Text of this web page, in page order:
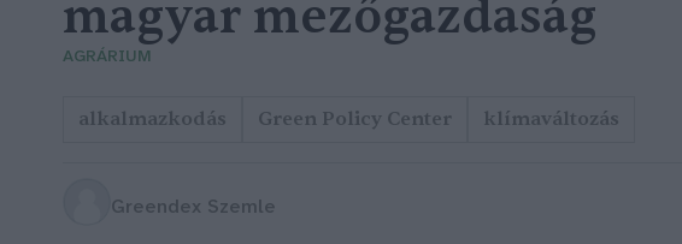
magyar mezőgazdaság
AGRÁRIUM
alkalmazkodás Green Policy Center klímaváltozás
Greendex Szemle